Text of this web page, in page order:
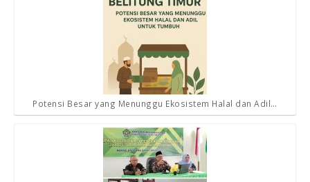
Potensi Besar yang Menunggu Ekosistem Halal dan Adil…